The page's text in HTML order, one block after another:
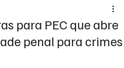
para PEC que abre
penal para crimes